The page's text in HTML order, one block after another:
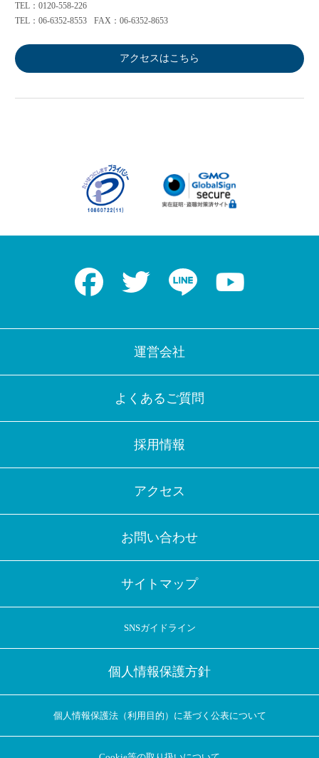
TEL：0120-558-226
TEL：06-6352-8553
FAX：06-6352-8653
アクセスはこちら
Facebook Twitter LINE
運営会社
よくあるご質問
採用情報
アクセス
お問い合わせ
サイトマップ
SNSガイドライン
個人情報保護方針
個人情報保護法（利用目的）に基づく公表について